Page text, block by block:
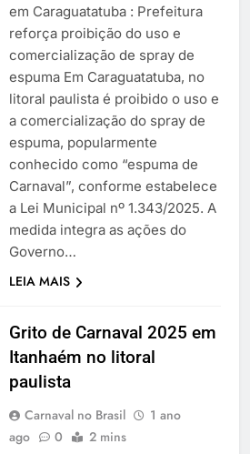
em Caraguatatuba : Prefeitura
reforça proibição do uso e
comercialização de spray de
espuma Em Caraguatatuba, no
litoral paulista é proibido o uso e
a comercialização do spray de
espuma, popularmente
conhecido como “espuma de
Carnaval”, conforme estabelece
a Lei Municipal nº 1.343/2025. A
medida integra as ações do
Governo…
LEIA MAIS
Grito de Carnaval 2025 em
Itanhaém no litoral
paulista
Carnaval no Brasil
1 ano
ago
0 2 mins